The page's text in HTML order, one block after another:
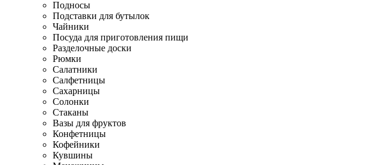
Подносы
Подставки для бутылок
Чайники
Посуда для приготовления пищи
Разделочные доски
Рюмки
Салатники
Салфетницы
Сахарницы
Солонки
Стаканы
Вазы для фруктов
Конфетницы
Кофейники
Кувшины